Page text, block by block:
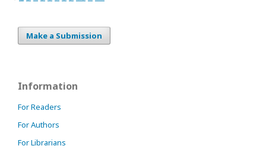
Make a Submission
Information
For Readers
For Authors
For Librarians